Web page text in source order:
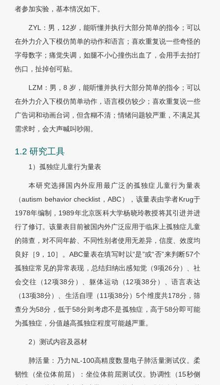
者参加实验，基本情况如下。
ZYL：男，12岁，能听懂并执行大部分简单的指令；可以
在外力介入下模仿简单的动作和语言；喜欢重复说一些奇怪的
字母数字；痛觉失调，如腿不小心撞伤出血了，会用手去拍打
伤口，扯掉创可贴。
LZM：男，8 岁，能听懂并执行大部分简单的指令；可以
在外力介入下模仿简单动作，语言模仿较少；喜欢重复说一些
广告词和动画台词，但含糊不清；情绪问题较严重，不满足其
需求时，会大声喊叫吵闹。
1.2 研究工具
1）孤独症儿童行为量表
本研究选择国内外应用最广泛的孤独症儿童行为量表
（autism behavior checklist，ABC），该量表由学者Krug于
1978年编制，1989年北京医科大学杨晓玲教授将其引进并进
行了修订。该量表目前被国内外广泛应用于临床上孤独症儿童
的筛查，对不同年龄、不同性别者使用无差异，信度、效度均
良好［9，10］。ABC量表在填写时以“是”或“否”来判断57个
孤独症常见的异常表现，总结归纳出感知觉（9项26分）、社
会交往（12项38分）、躯体运动（12项38分）、语言表达
（13项38分）、生活自理（11项38分）5个维度共178分，筛
查分为58分，低于58分则考虑不是孤独症，高于58分即可能
为孤独症，分值越高孤独症程度可能越严重。
2）测试内容及器材
肺活量：乃力NL-100高精度数显电子肺活量测试仪。柔
韧性（坐位体前屈）：坐位体前屈测试仪。协调性（15秒侧